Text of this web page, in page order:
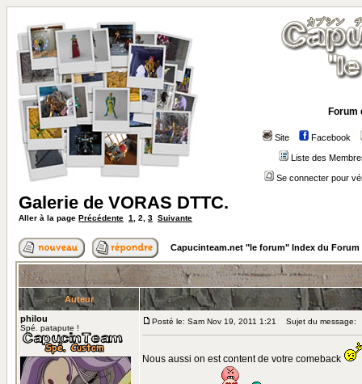
Forum
Site Facebook
Liste des
Se connecter pour
Galerie de VORAS DTTC.
Aller à la page Précédente 1 2 3 Suivante
Capucinteam.net "le forum" Index du Forum
Auteur
philou
Spé. patapute !
Posté le: Sam Nov 19, 2011 1:21 Sujet du message:
Nous aussi on est content de votre comeback